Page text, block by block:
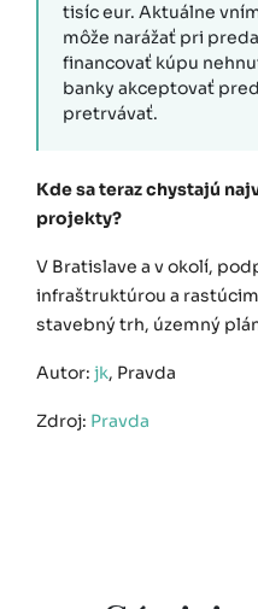
tisíc eur. Aktuálne
môže narážať pri
financovať kúpu
banky akceptovať
pretrvávať.
Kde sa teraz chystajú
projekty?
V Bratislave a v okolí,
infraštruktúrou a
stavebný trh, územný
Autor: jk, Pravda
Zdroj: Pravda